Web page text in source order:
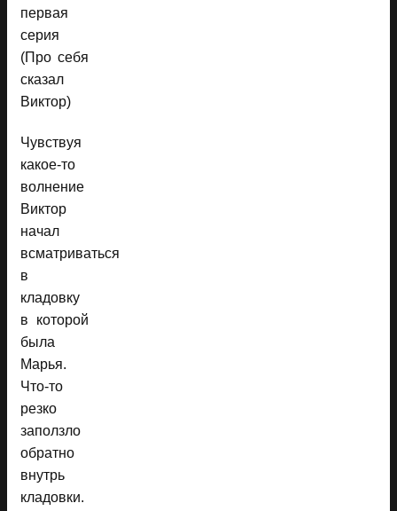
первая
серия
(Про себя
сказал
Виктор)
Чувствуя
какое-то
волнение
Виктор
начал
всматриваться
в
кладовку
в которой
была
Марья.
Что-то
резко
заползло
обратно
внутрь
кладовки.